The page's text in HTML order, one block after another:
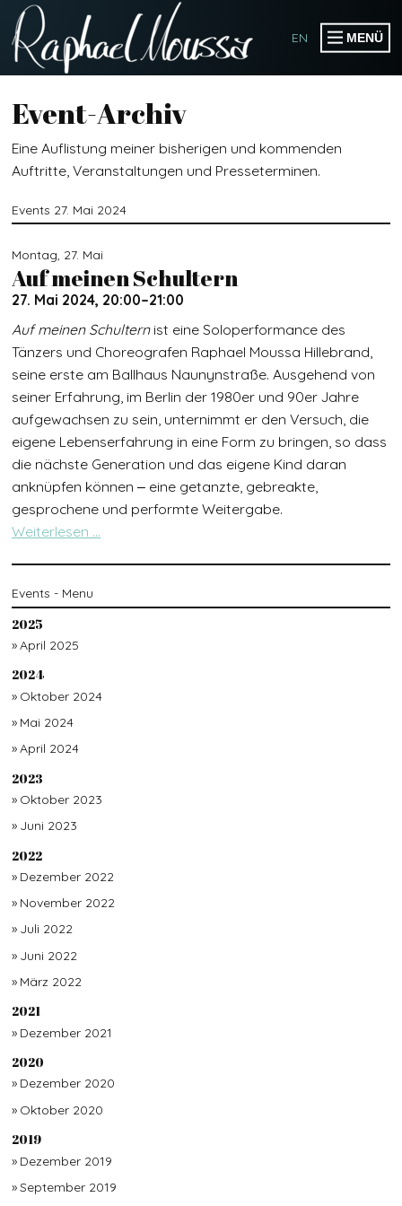
PUBLIKATIONEN
EVENTS
WORKSHOPS
SOMOGO COLLECTIVE
EN MENÜ
Event-Archiv
Eine Auflistung meiner bisherigen und kommenden
Auftritte, Veranstaltungen und Presseterminen.
Events 27. Mai 2024
Montag, 27. Mai
Auf meinen Schultern
27. Mai 2024, 20:00–21:00
Auf meinen Schultern ist eine Soloperformance des
Tänzers und Choreografen Raphael Moussa Hillebrand,
seine erste am Ballhaus Naunynstraße. Ausgehend von
seiner Erfahrung, im Berlin der 1980er und 90er Jahre
aufgewachsen zu sein, unternimmt er den Versuch, die
eigene Lebenserfahrung in eine Form zu bringen, so dass
die nächste Generation und das eigene Kind daran
anknüpfen können ‒ eine getanzte, gebreakte,
gesprochene und performte Weitergabe.
Weiterlesen …
Events - Menu
2025
April 2025
2024
Oktober 2024
Mai 2024
April 2024
2023
Oktober 2023
Juni 2023
2022
Dezember 2022
November 2022
Juli 2022
Juni 2022
März 2022
2021
Dezember 2021
2020
Dezember 2020
Oktober 2020
2019
Dezember 2019
September 2019